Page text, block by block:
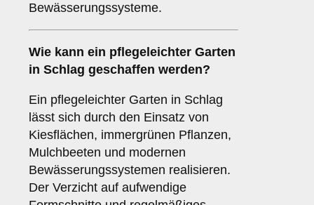
Bewässerungssysteme.
Wie kann ein pflegeleichter Garten
in Schlag geschaffen werden?
Ein pflegeleichter Garten in Schlag
lässt sich durch den Einsatz von
Kiesflächen, immergrünen Pflanzen,
Mulchbeeten und modernen
Bewässerungssystemen realisieren.
Der Verzicht auf aufwendige